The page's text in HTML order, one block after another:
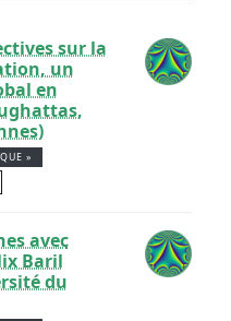
sur la
un
en
»
avec
Baril
du